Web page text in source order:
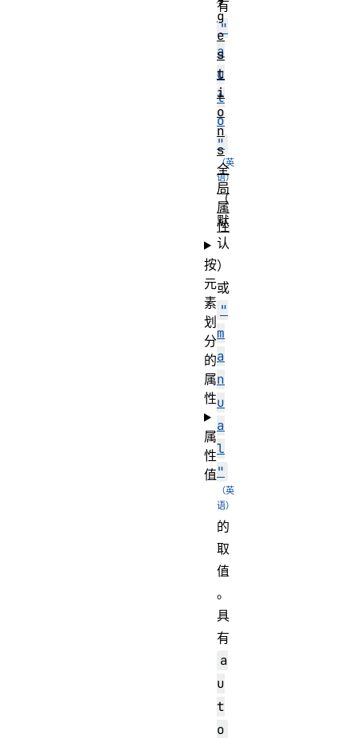
有
"
a
u
t
o
"
（
默
认
）
或
"
m
a
n
u
a
l
"
的
取
值
。
具
有
a
u
t
o
g
e
s
t
i
o
n
s
全
局
属
性
按
元
素
划
分
的
属
性
属
性
值